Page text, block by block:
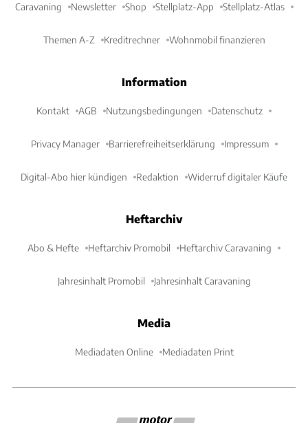
Caravaning Newsletter Shop Stellplatz-App Stellplatz-Atlas
Themen A-Z Kreditrechner Wohnmobil finanzieren
Information
Kontakt AGB Nutzungsbedingungen Datenschutz
Privacy Manager Barrierefreiheitserklärung Impressum
Digital-Abo hier kündigen Redaktion Widerruf digitaler Käufe
Heftarchiv
Abo & Hefte Heftarchiv Promobil Heftarchiv Caravaning
Jahresinhalt Promobil Jahresinhalt Caravaning
Media
Mediadaten Online Mediadaten Print